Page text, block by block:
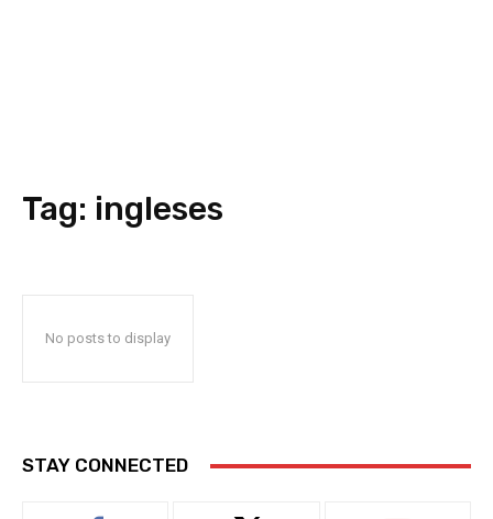
Tag: ingleses
No posts to display
STAY CONNECTED